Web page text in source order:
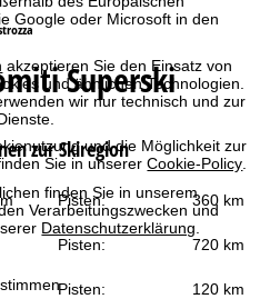
Google oder Microsoft in den
akzeptieren Sie den Einsatz von
und ähnlichen Technologien.
wir nur technisch und zur
und die Möglichkeit zur
Sie in unsererCookie-Policy
finden Sie in unserem
Verarbeitungszwecken und
Datenschutzerklärung
Superski
zur Skiregion
Pisten: 360 km
Pisten: 720 km
Pisten: 120 km